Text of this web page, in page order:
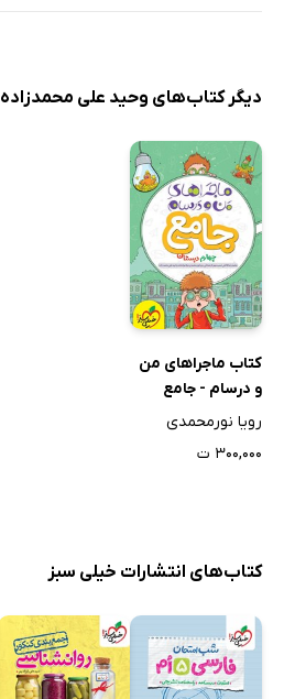
دیگر کتاب‌های وحید علی محمدزاده
کتاب ماجراهای من
و درسام - جامع
چهارم
رویا نورمحمدی
۳۰۰,۰۰۰ ت
کتاب‌های انتشارات خیلی سبز